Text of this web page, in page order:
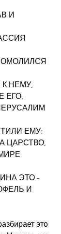
И
НЕМУ,
ЕГО,
ЕМУ:
ЦАРСТВО,
ЭТО -
И
это